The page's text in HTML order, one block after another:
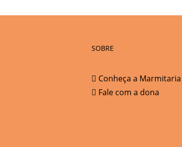
SOBRE
Conheça a Marmitaria
Fale com a dona